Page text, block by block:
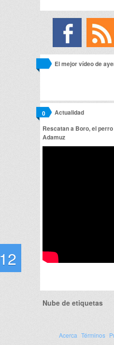
12
El mejor vídeo de
Actualidad
0
Rescatan a Boro, el
Adamuz
Nube de etiquetas
Acerca Términos